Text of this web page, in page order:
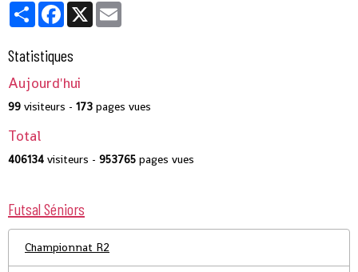
PartagerFacebook
X
Statistiques
Aujourd'hui
99 visiteurs - 173 pages vues
Total
406134 visiteurs - 953765 pages vues
Futsal Séniors
Championnat R2